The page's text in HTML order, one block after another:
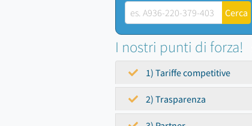
I nostri punti di forza!
1) Tariffe competitive
2) Trasparenza